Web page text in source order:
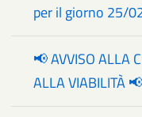
per il giorno 25/
📢 AVVISO ALLA
ALLA VIABILITÀ 📢